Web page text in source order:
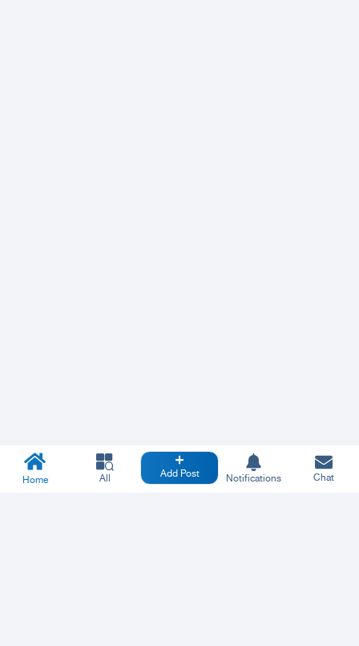
Home All Add Post Notifications Chat